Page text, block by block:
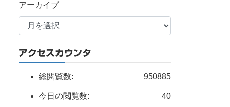
アーカイブ
アクセスカウンタ
950885
総閲覧数:
40
今日の閲覧数: